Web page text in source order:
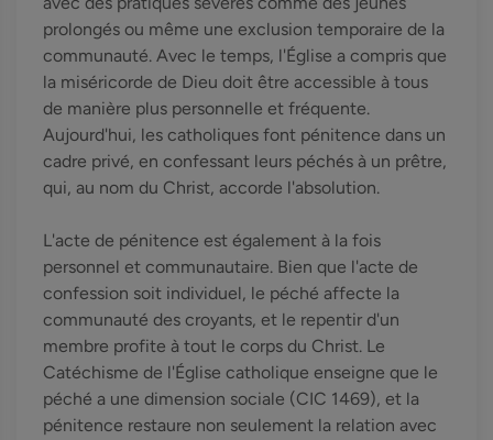
prolongés ou même une exclusion temporaire de la
communauté. Avec le temps, l'Église a compris que
la miséricorde de Dieu doit être accessible à tous
de manière plus personnelle et fréquente.
Aujourd'hui, les catholiques font pénitence dans un
cadre privé, en confessant leurs péchés à un prêtre,
qui, au nom du Christ, accorde l'absolution.
L'acte de pénitence est également à la fois
personnel et communautaire. Bien que l'acte de
confession soit individuel, le péché affecte la
communauté des croyants, et le repentir d'un
membre profite à tout le corps du Christ. Le
Catéchisme de l'Église catholique enseigne que le
péché a une dimension sociale (CIC 1469), et la
pénitence restaure non seulement la relation avec